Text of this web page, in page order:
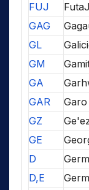
FUJ
GAG
GL
GM
GA
GAR
Garo
GZ
GE
D
D,E